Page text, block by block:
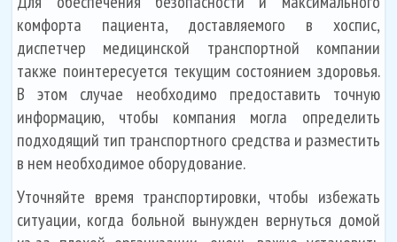
комфорта пациента, доставляемого в хоспис,
диспетчер медицинской транспортной компании
также поинтересуется текущим состоянием здоровья.
В этом случае необходимо предоставить точную
информацию, чтобы компания могла определить
подходящий тип транспортного средства и разместить
в нем необходимое оборудование.
Уточняйте время транспортировки, чтобы избежать
ситуации, когда больной вынужден вернуться домой